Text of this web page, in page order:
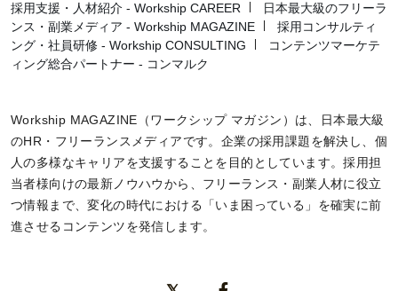
採用支援・人材紹介 - Workship CAREER
日本最大級のフリーラ
ンス・副業メディア - Workship MAGAZINE
採用コンサルティ
ング・社員研修 - Workship CONSULTING
コンテンツマーケテ
ィング総合パートナー - コンマルク
Workship MAGAZINE（ワークシップ マガジン）は、日本最大級
のHR・フリーランスメディアです。企業の採用課題を解決し、個
人の多様なキャリアを支援することを目的としています。採用担
当者様向けの最新ノウハウから、フリーランス・副業人材に役立
つ情報まで、変化の時代における「いま困っている」を確実に前
進させるコンテンツを発信します。